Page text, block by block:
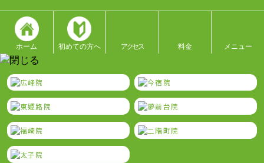
ホーム 初めての方へ アクセス 料金 メニュー